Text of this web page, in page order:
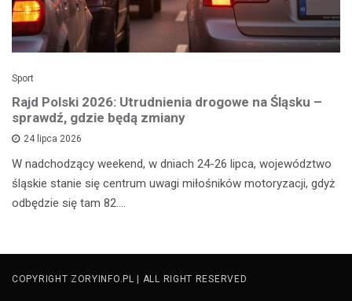
Sport
Rajd Polski 2026: Utrudnienia drogowe na Śląsku –
sprawdź, gdzie będą zmiany
24 lipca 2026
W nadchodzący weekend, w dniach 24-26 lipca, województwo
śląskie stanie się centrum uwagi miłośników motoryzacji, gdyż
odbędzie się tam 82.…
COPYRIGHT ZORYINFO.PL | ALL RIGHT RESERVED